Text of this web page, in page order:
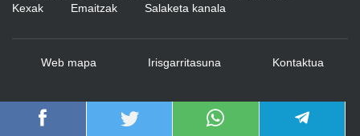
Kexak
Emaitzak Salaketa kanala
Web mapa Irisgarritasuna Kontaktua